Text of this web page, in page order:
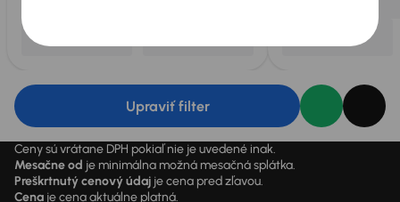
Upraviť filter
Ceny sú vrátane DPH pokiaľ nie je uvedené inak.
Mesačne od je minimálna možná mesačná splátka.
Preškrtnutý cenový údaj je cena pred zľavou.
Cena je cena aktuálne platná.